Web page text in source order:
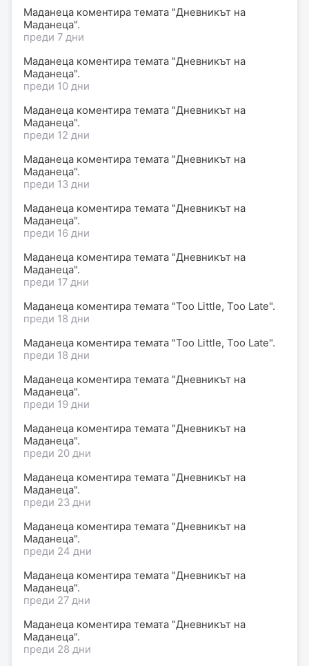
Маданеца коментира темата "Дневникът на
Маданеца".
преди 7 дни
Маданеца коментира темата "Дневникът на
Маданеца".
преди 10 дни
Маданеца коментира темата "Дневникът на
Маданеца".
преди 12 дни
Маданеца коментира темата "Дневникът на
Маданеца".
преди 13 дни
Маданеца коментира темата "Дневникът на
Маданеца".
преди 16 дни
Маданеца коментира темата "Дневникът на
Маданеца".
преди 17 дни
Маданеца коментира темата "Too Little, Too Late".
преди 18 дни
Маданеца коментира темата "Too Little, Too Late".
преди 18 дни
Маданеца коментира темата "Дневникът на
Маданеца".
преди 19 дни
Маданеца коментира темата "Дневникът на
Маданеца".
преди 20 дни
Маданеца коментира темата "Дневникът на
Маданеца".
преди 23 дни
Маданеца коментира темата "Дневникът на
Маданеца".
преди 24 дни
Маданеца коментира темата "Дневникът на
Маданеца".
преди 27 дни
Маданеца коментира темата "Дневникът на
Маданеца".
преди 28 дни